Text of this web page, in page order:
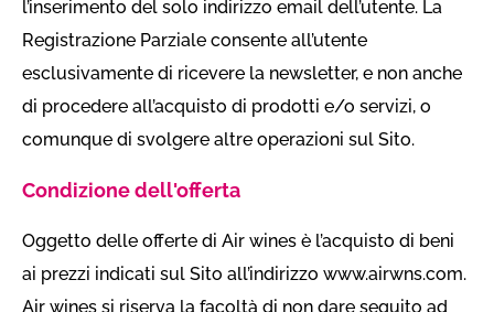
l’inserimento del solo indirizzo email dell’utente. La
Registrazione Parziale consente all’utente
esclusivamente di ricevere la newsletter, e non anche
di procedere all’acquisto di prodotti e/o servizi, o
comunque di svolgere altre operazioni sul Sito.
Condizione dell'offerta
Oggetto delle offerte di Air wines è l’acquisto di beni
ai prezzi indicati sul Sito all’indirizzo www.airwns.com.
Air wines si riserva la facoltà di non dare seguito ad